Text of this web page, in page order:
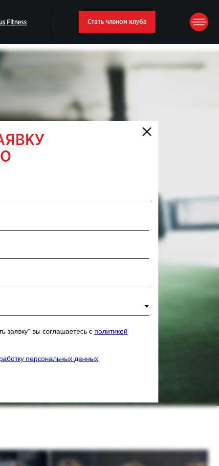
заявку” вы соглашаетесь с политикой
персональных данных